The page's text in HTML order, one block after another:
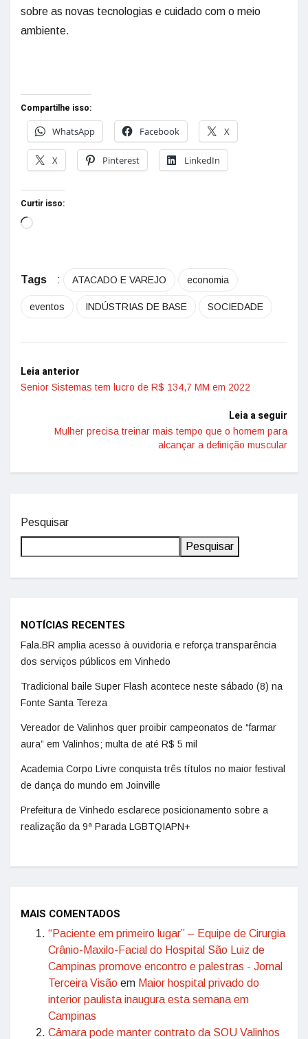
sobre as novas tecnologias e cuidado com o meio
ambiente.
Compartilhe isso:
WhatsApp
Facebook X
X Pinterest LinkedIn
Curtir isso:
Tags : ATACADO E VAREJO economia
eventos INDÚSTRIAS DE BASE SOCIEDADE
Leia anterior
Senior Sistemas tem lucro de R$ 134,7 MM em 2022
Leia a seguir
Mulher precisa treinar mais tempo que o homem para
alcançar a definição muscular
Pesquisar
Pesquisar
NOTÍCIAS RECENTES
Fala.BR amplia acesso à ouvidoria e reforça transparência
dos serviços públicos em Vinhedo
Tradicional baile Super Flash acontece neste sábado (8) na
Fonte Santa Tereza
Vereador de Valinhos quer proibir campeonatos de “farmar
aura” em Valinhos; multa de até R$ 5 mil
Academia Corpo Livre conquista três títulos no maior festival
de dança do mundo em Joinville
Prefeitura de Vinhedo esclarece posicionamento sobre a
realização da 9ª Parada LGBTQIAPN+
MAIS COMENTADOS
“Paciente em primeiro lugar” – Equipe de Cirurgia
Crânio-Maxilo-Facial do Hospital São Luiz de
Campinas promove encontro e palestras - Jornal
Terceira Visão em Maior hospital privado do
interior paulista inaugura esta semana em
Campinas
Câmara pode manter contrato da SOU Valinhos